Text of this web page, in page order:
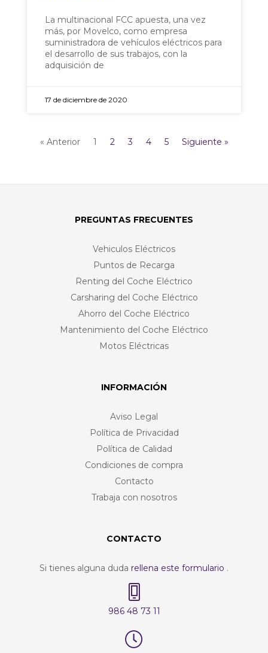
La multinacional FCC apuesta, una vez
más, por Movelco, como empresa
suministradora de vehículos eléctricos para
el desarrollo de sus trabajos, con la
adquisición de
17 de diciembre de 2020
« Anterior 1 2 3 4 5 Siguiente »
PREGUNTAS FRECUENTES
Vehiculos Eléctricos
Puntos de Recarga
Renting del Coche Eléctrico
Carsharing del Coche Eléctrico
Ahorro del Coche Eléctrico
Mantenimiento del Coche Eléctrico
Motos Eléctricas
INFORMACIÓN
Aviso Legal
Política de Privacidad
Política de Calidad
Condiciones de compra
Contacto
Trabaja con nosotros
CONTACTO
Si tienes alguna duda rellena este formulario .
986 48 73 11